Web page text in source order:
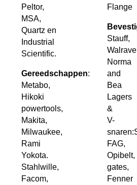
Peltor,
MSA,
Quartz en
Industrial
Scientific.
Gereedschappen:
Metabo,
Hikoki
powertools,
Makita,
Milwaukee,
Rami
Yokota.
Stahlwille,
Facom,
Flange
Stauff,
Norma
and
Bea
Lagers
&
V-
FAG,
Opibelt,
gates,
Fenner